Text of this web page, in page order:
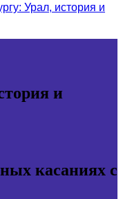
Урал, история и
и
касаниях с